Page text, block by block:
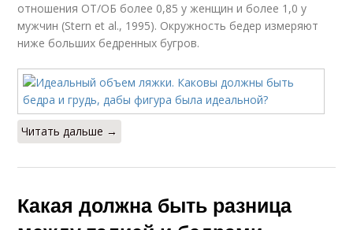
отношения ОТ/ОБ более 0,85 у женщин и более 1,0 у
мужчин (Stern et al., 1995). Окружность бедер измеряют
ниже больших бедренных бугров.
Читать дальше →
Какая должна быть разница